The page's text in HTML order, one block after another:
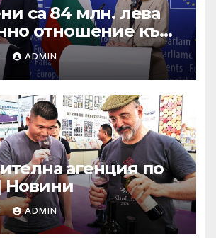
са 84 млн. лева
отношение към
ADMIN
агенция по
Новини
ADMIN